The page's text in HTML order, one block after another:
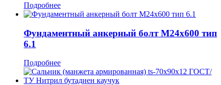
Подробнее
Фундаментный анкерный болт М24x600 тип
6.1
Подробнее